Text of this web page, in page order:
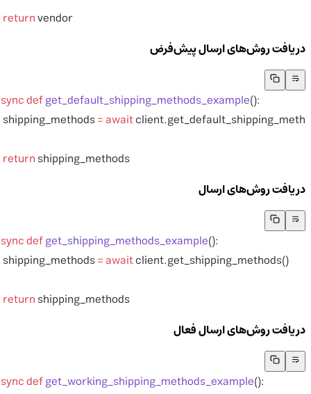
    return
vendor
دریافت روش‌های ارسال پیش‌فرض
async def get_default_shipping_methods_example():
    shipping_methods
= await
    return
shipping_methods
دریافت روش‌های ارسال
async def get_shipping_methods_example():
    shipping_methods
= await client.get_shipping_methods()
    return
shipping_methods
دریافت روش‌های ارسال فعال
async def get_working_shipping_methods_example():